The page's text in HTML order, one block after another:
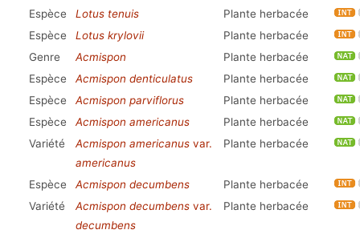
Espèce
Lotus tenuis
Plante herbacée
Espèce
Lotus krylovii
Plante herbacée
Genre
Acmispon
Plante herbacée
Espèce
Acmispon denticulatus
Plante herbacée
Espèce
Acmispon parviflorus
Plante herbacée
Espèce
Acmispon americanus
Plante herbacée
Variété
Acmispon americanus var.
americanus
Plante herbacée
Espèce Acmispon decumbens
Plante herbacée
Variété
Acmispon decumbens var.
decumbens
Plante herbacée